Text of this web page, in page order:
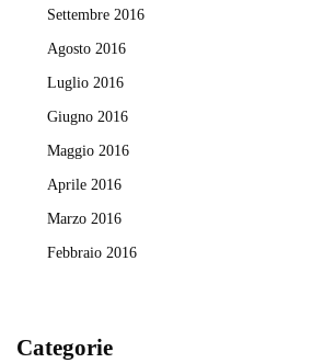
Settembre 2016
Agosto 2016
Luglio 2016
Giugno 2016
Maggio 2016
Aprile 2016
Marzo 2016
Febbraio 2016
Categorie